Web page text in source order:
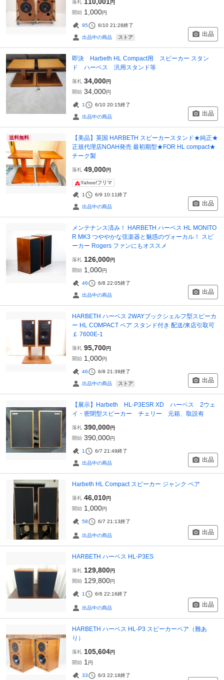
落札
円
開始 1,000円
95 6/10 21:28終了
出品中の商品 ストア 出品
即決 Harbeth HL Compact用 スピーカー スタン
ド ハーベス 汎用スタンド等
落札 34,000円
開始 34,000円
1 6/10 20:15終了
出品中の商品 出品
送料無料
【美品】英国 HARBETH スピーカースタンド★純正★
正規代理店NOAH発売 最初期型★FOR HL compact★
チーク製
落札 49,000円
Yahoo!フリマ
1 6/9 10:11終了
出品中の商品 出品
メンテナンス済み！ HARBETH ハーベス HL MONITO
R MK3 つややかな弦楽器と魅惑のヴォーカル！ スピ
ーカー Rogers ファンにもオススメ
落札 126,000円
開始 1,000円
46 6/8 22:05終了
出品中の商品 出品
HARBETH ハーベス 2WAYブックシェルフ型スピーカ
ー HL COMPACT ペア スタンド付き 配送/来店引取可
￡ 7600E-1
落札 95,700円
開始 1,000円
46 6/8 21:39終了
出品中の商品 ストア 出品
【展示】Harbeth HL-P3ESR XD ハーベス 2ウェ
イ・密閉型スピーカー チェリー 元箱、取説有
落札 390,000円
開始 390,000円
1 6/7 21:49終了
出品中の商品 出品
Harbeth HL Compact スピーカー ジャンク ペア
落札 46,010円
開始 1,000円
58 6/7 21:13終了
出品中の商品 出品
HARBETH ハーベス HL-P3ES
落札 129,800円
開始 129,800円
1 6/6 22:16終了
出品中の商品 出品
HARBETH ハーベス HL-P3 スピーカーペア（難あ
り）
落札 105,604円
開始 1 円
33 6/3 22:18終了